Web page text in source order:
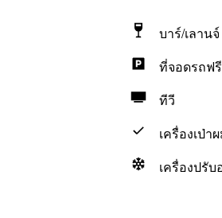
บาร์/เลานจ์
ที่จอดรถฟรี
ทีวี
เครื่องเป่า
เครื่องปรับ